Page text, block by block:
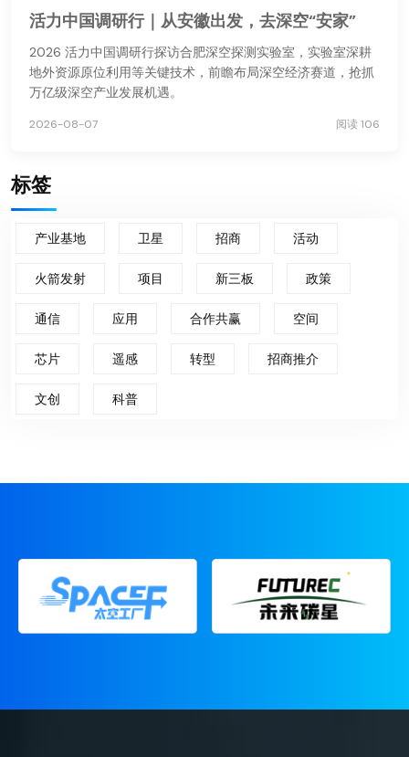
活力中国调研行｜从安徽出发，去深空“安家”
2026 活力中国调研行探访合肥深空探测实验室，实验室深耕
地外资源原位利用等关键技术，前瞻布局深空经济赛道，抢抓
万亿级深空产业发展机遇。
2026-08-07 阅读 106
标签
产业基地 卫星 招商 活动
火箭发射 项目 新三板 政策
通信 应用 合作共赢 空间
芯片 遥感 转型 招商推介
文创 科普